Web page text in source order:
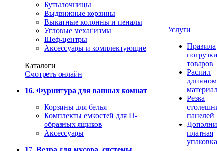
Бутылочницы
Выдвижные корзины
Выкатные колонны и пеналы
Угловые механизмы
Шеф-центры
Аксессуары и комплектующие
Каталоги
Смотреть онлайн
16. Фурнитура для ванных комнат
Корзины для белья
Комплекты емкостей для П-
образных ящиков
Аксессуары
17. Ведра для мусора, системы
Услуги
Правила
погрузки
товаров
Распил
Резка
панелей
платная
упаковка